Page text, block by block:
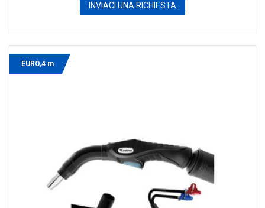
INVIACI UNA RICHIESTA
EURO,4 m